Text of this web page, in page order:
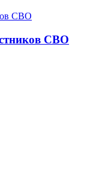
СВО